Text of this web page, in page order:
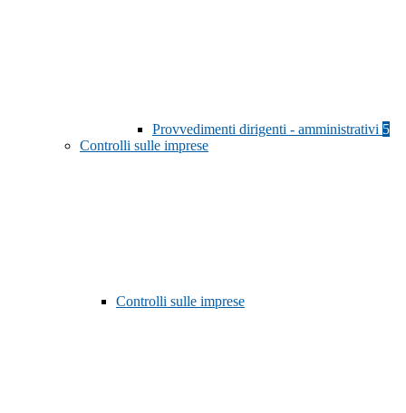
Provvedimenti dirigenti - amministrativi 5
Controlli sulle imprese
Controlli sulle imprese